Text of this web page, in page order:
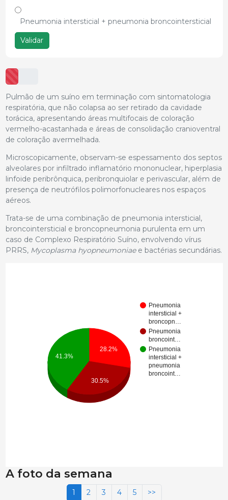
Pneumonia intersticial + pneumonia broncointersticial
Validar
Pulmão de um suíno em terminação com sintomatologia
respiratória, que não colapsa ao ser retirado da cavidade
torácica, apresentando áreas multifocais de coloração
vermelho-acastanhada e áreas de consolidação cranioventral
de coloração avermelhada.
Microscopicamente, observam-se espessamento dos septos
alveolares por infiltrado inflamatório mononuclear, hiperplasia
linfoide peribrônquica, peribronquiolar e perivascular, além de
presença de neutrófilos polimorfonucleares nos espaços
aéreos.
Trata-se de uma combinação de pneumonia intersticial,
broncointersticial e broncopneumonia purulenta em um
caso de Complexo Respiratório Suíno, envolvendo vírus
PRRS, Mycoplasma hyopneumoniaee bactérias secundárias.
Pneumonia
intersticial +
broncopn…
Pneumonia
broncoint…
Pneumonia
intersticial +
pneumonia
broncoint…
28.2%
41.3%
30.5%
A foto da semana
1 2 3 4 5 >>